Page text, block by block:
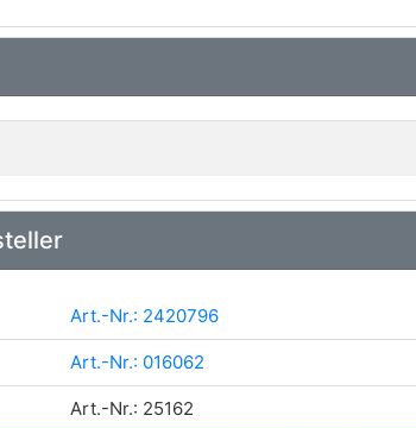
Art.-Nr.: 2420796
Art.-Nr.: 016062
Art.-Nr.: 25162